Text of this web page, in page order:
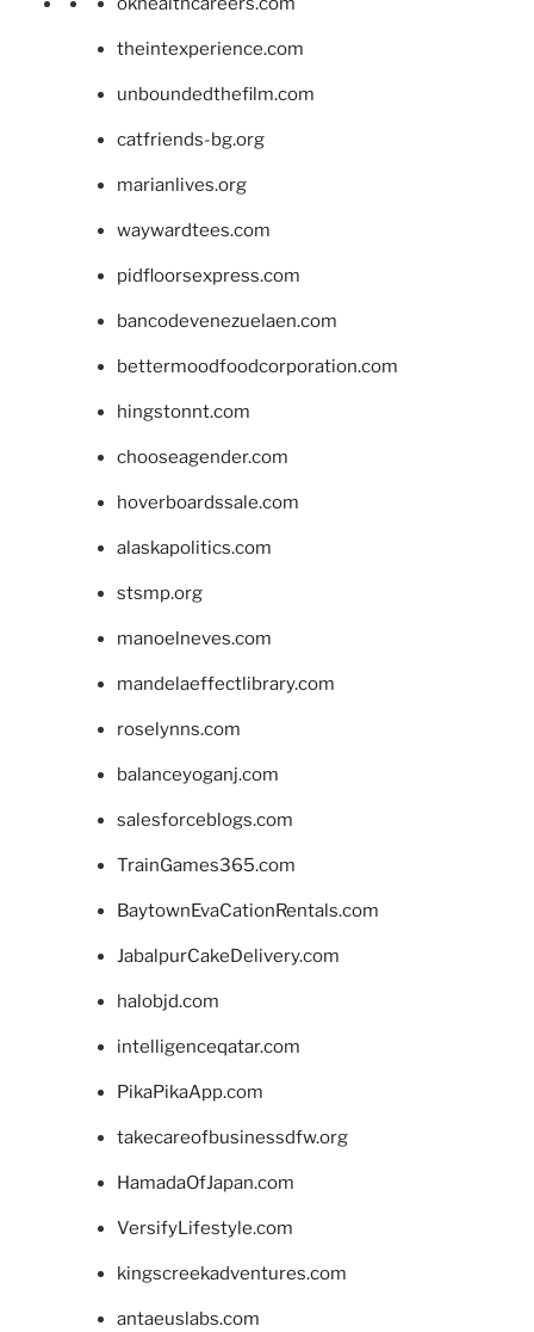
theintexperience.com
unboundedthefilm.com
catfriends-bg.org
marianlives.org
waywardtees.com
pidfloorsexpress.com
bancodevenezuelaen.com
bettermoodfoodcorporation.com
hingstonnt.com
chooseagender.com
hoverboardssale.com
alaskapolitics.com
stsmp.org
manoelneves.com
mandelaeffectlibrary.com
roselynns.com
balanceyoganj.com
salesforceblogs.com
TrainGames365.com
BaytownEvaCationRentals.com
JabalpurCakeDelivery.com
halobjd.com
intelligenceqatar.com
PikaPikaApp.com
takecareofbusinessdfw.org
HamadaOfJapan.com
VersifyLifestyle.com
kingscreekadventures.com
antaeuslabs.com